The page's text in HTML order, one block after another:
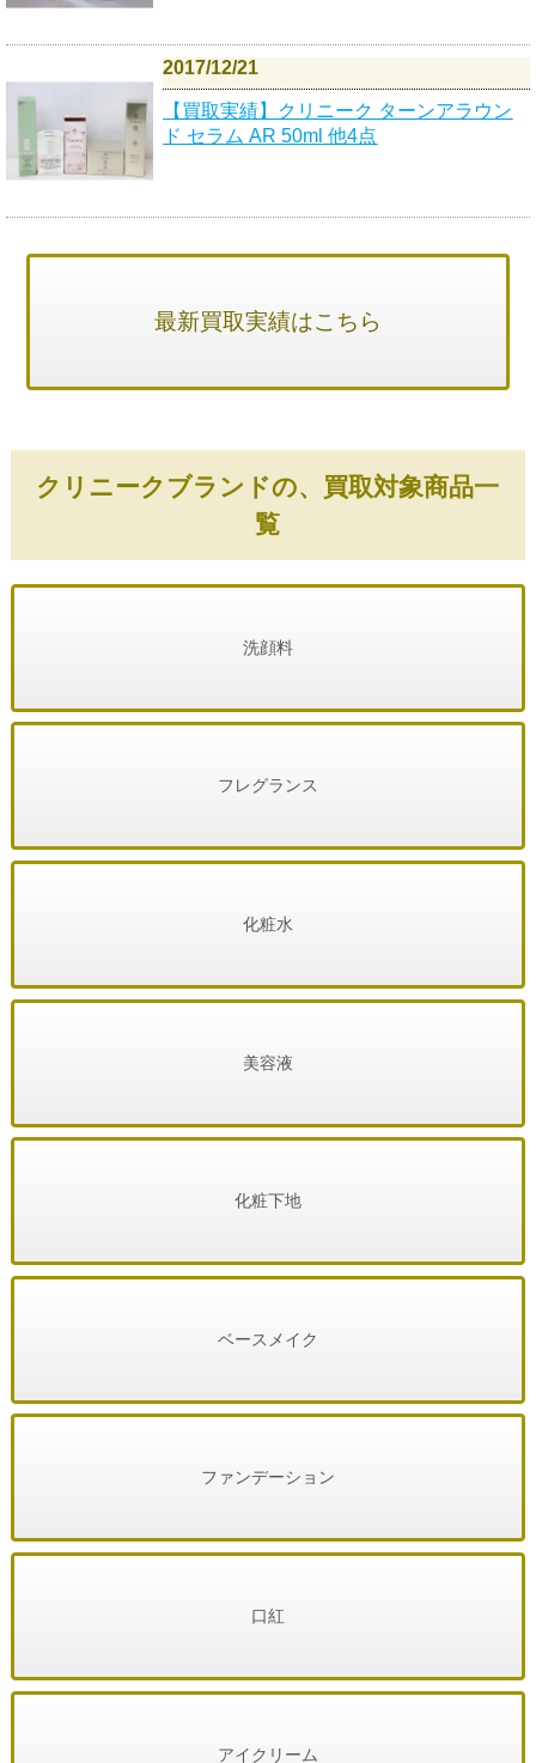
2017/12/21
【買取実績】クリニーク ターンアラウン
ド セラム AR 50ml 他4点
最新買取実績はこちら
クリニークブランドの、買取対象商品一
覧
洗顔料
フレグランス
化粧水
美容液
化粧下地
ベースメイク
ファンデーション
口紅
アイクリーム